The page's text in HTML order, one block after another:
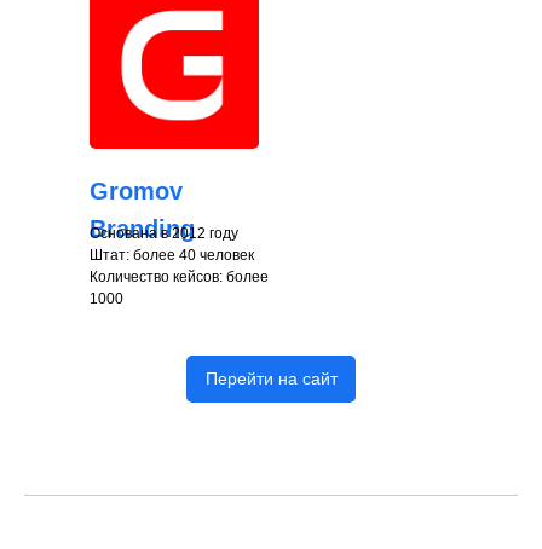
Gromov
Branding
Основана в 2012 году
Штат: более 40 человек
Количество кейсов: более
1000
Перейти на сайт